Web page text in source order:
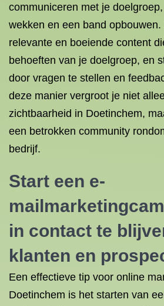
communiceren met je
wekken en een band
relevante en boeiende content
behoeften van je doelgroep, en
door vragen te stellen en
deze manier vergroot je niet
zichtbaarheid in Doetinchem,
een betrokken community
bedrijf.
Start een e-
in contact te
klanten en
Een effectieve tip voor online
Doetinchem is het starten van